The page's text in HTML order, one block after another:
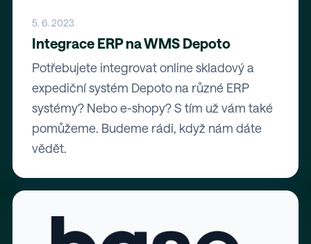
5. 6. 2023
Integrace ERP na WMS Depoto
Potřebujete integrovat online skladový a
expediční systém Depoto na různé ERP
systémy? Nebo e-shopy? S tím už vám také
pomůžeme. Budeme rádi, když nám dáte
vědět.